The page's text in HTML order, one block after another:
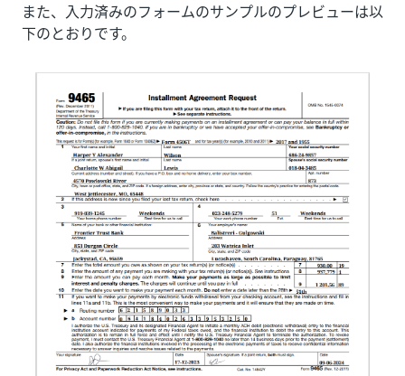
また、入力済みのフォームのサンプルのプレビューは以
下のとおりです。